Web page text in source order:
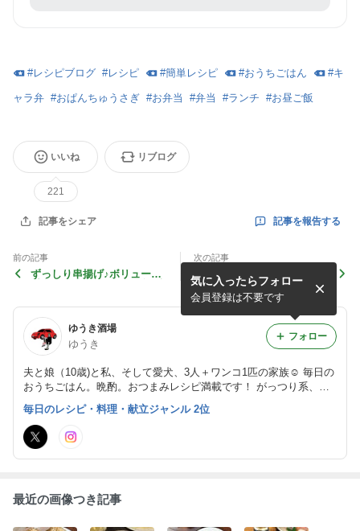
#レシピブログ #レシピ #簡単レシピ #おうちごはん #キ
ャラ弁 #おぱんちゅうさぎ #お弁当 #弁当 #ランチ #お昼ご飯
いいね
221
リブログ
記事をシェア 記事を報告する
前の記事
ずっしり串揚げ♪ボリューム
次の記事
おつまみになる♪変化球ポテ
サラレシピと、3分で完成！
きゅうりの時短おつまみ！
ゆうき酒場
ゆうき
夫と娘（10歳)と私、そして愛犬、3人＋ワンコ1匹の家族☺︎ 毎日の
おうちごはん。晩酌。おつまみレシピ満載です！ がっつり系、お
肉おかず、 麺レシピも充実しています。
気に入ったらフォロー
会員登録は不要です
フォロー
毎日のレシピ・料理・献立ジャンル 2位
最近の画像つき記事